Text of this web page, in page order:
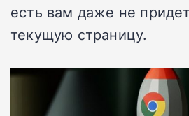
есть вам даже не
текущую страницу.